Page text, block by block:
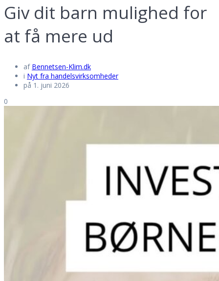
Giv dit barn mulighed for
at få mere ud
af Bennetsen-Klim.dk
i Nyt fra handelsvirksomheder
på 1. juni 2026
0